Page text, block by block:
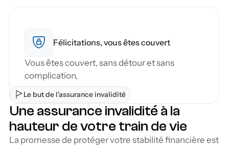
Le but de l'assurance invalidité
Une assurance invalidité à la
hauteur de votre train de vie
La promesse de protéger votre stabilité financière est
Félicitations, vous êtes couvert
Vous êtes couvert, sans détour et sans
complication,